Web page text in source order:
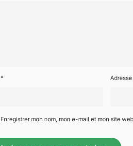
*
Enregistrer mon nom, mon e-mail et mon site